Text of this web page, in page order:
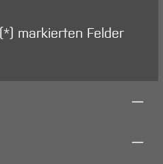
markierten Felder